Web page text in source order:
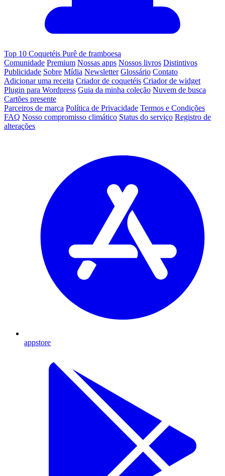
Top 10 Coquetéis Purê de framboesa
Comunidade Premium Nossas apps Nossos livros Distintivos
Publicidade Sobre Mídia Newsletter Glossário Contato
Adicionar uma receita Criador de coquetéis Criador de widget
Plugin para Wordpress Guia da minha coleção Nuvem de busca
Cartões presente
Parceiros de marca Política de Privacidade Termos e Condições
FAQ Nosso compromisso climático Status do serviço Registro de
alterações
appstore